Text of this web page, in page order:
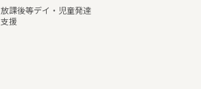
放課後等デイ・児童発達
支援